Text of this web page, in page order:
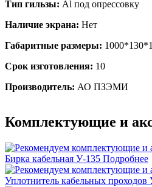
Тип гильзы: Al под опрессовку
Наличие экрана: Нет
Габаритные размеры:
Срок изготовления: 10
Производитель: АО ПЗЭМИ
Комплектующие и
Бирка кабельная У-135 Подробнее
Уплотнитель кабельных